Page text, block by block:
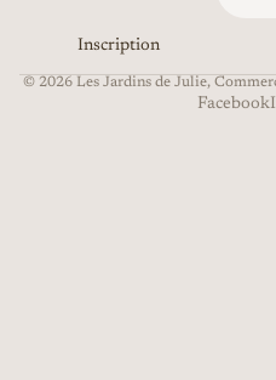
Inscription
© 2026 Les Jardins de Julie,
Facebook